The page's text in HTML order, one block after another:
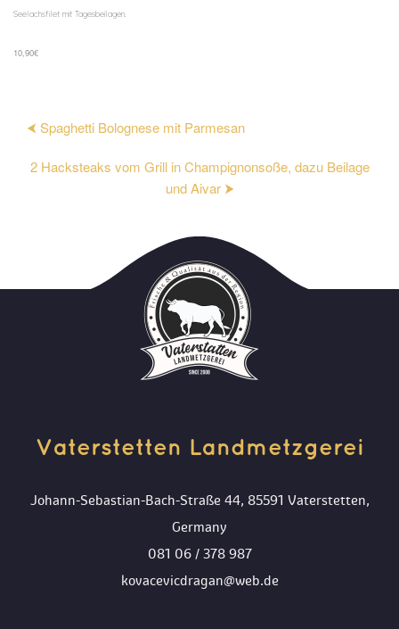
Seelachsfilet mit Tagesbeilagen.
10,90€
⮜ Spaghetti Bolognese mit Parmesan
2 Hacksteaks vom Grill in Champignonsoße, dazu Beilage
und Aivar ⮞
Vaterstetten Landmetzgerei
Johann-Sebastian-Bach-Straße 44, 85591 Vaterstetten,
Germany
081 06 / 378 987
kovacevicdragan@web.de